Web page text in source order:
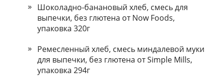
Шоколадно-банановый хлеб, смесь для
выпечки, без глютена от Now Foods,
упаковка 320г
Ремесленный хлеб, смесь миндалевой муки
для выпечки, без глютена от Simple Mills,
упаковка 294г